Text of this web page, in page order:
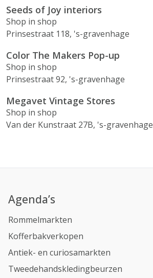
Seeds of Joy interiors
Shop in shop
Prinsestraat 118, 's-gravenhage
Color The Makers Pop-up
Shop in shop
Prinsestraat 92, 's-gravenhage
Megavet Vintage Stores
Shop in shop
Van der Kunstraat 27B, 's-gravenhage
Agenda’s
Rommelmarkten
Kofferbakverkopen
Antiek- en curiosamarkten
Tweedehandskledingbeurzen